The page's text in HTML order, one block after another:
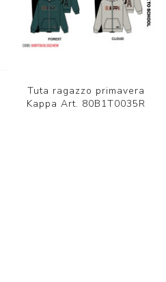
Tuta ragazzo primavera
Kappa Art. 80B1T0035R